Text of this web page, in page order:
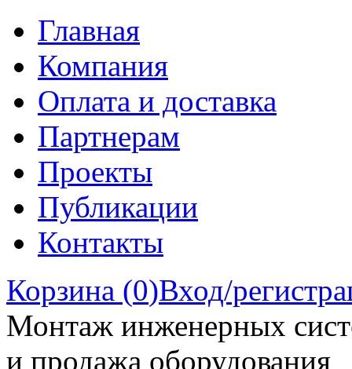
Главная
Компания
Оплата и доставка
Партнерам
Проекты
Публикации
Контакты
Корзина (0)Вход/
Монтаж инженерных
и продажа оборудования